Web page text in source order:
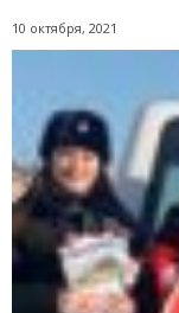
10 октября, 2021